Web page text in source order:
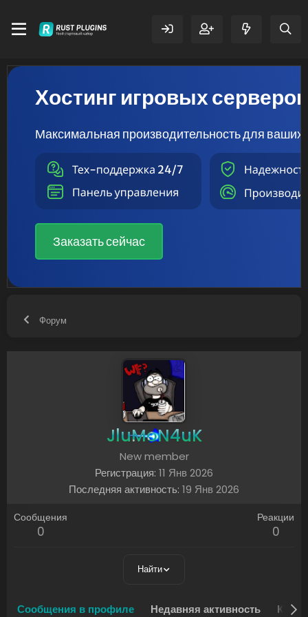
Хостинг игровых серверов
Максимальная производительность для ваших
Заказать сейчас
Форум
JluMoN4uK
New member
Регистрация 11 Янв 2026
Последняя активность 19 Янв 2026
Сообщения
0
Реакции
0
Найти
Сообщения в профиле Недавняя активность